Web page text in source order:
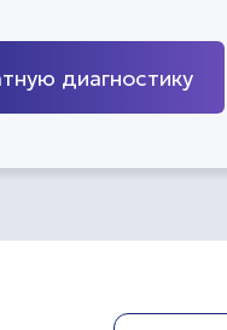
диагностику